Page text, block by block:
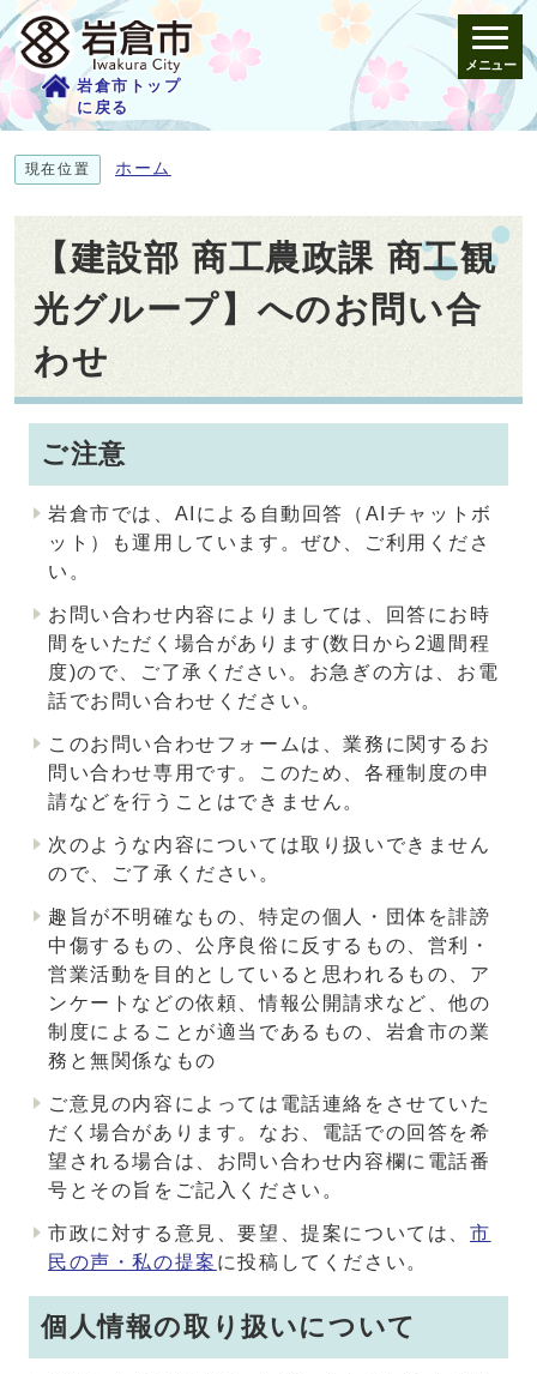
岩倉市トップ
に戻る
メニュー
現在位置 ホーム
【建設部 商工農政課 商工観
光グループ】へのお問い合
わせ
ご注意
岩倉市では、AIによる自動回答（AIチャットボ
ット）も運用しています。ぜひ、ご利用くださ
い。
お問い合わせ内容によりましては、回答にお時
間をいただく場合があります(数日から2週間程
度)ので、ご了承ください。お急ぎの方は、お電
話でお問い合わせください。
このお問い合わせフォームは、業務に関するお
問い合わせ専用です。このため、各種制度の申
請などを行うことはできません。
次のような内容については取り扱いできません
ので、ご了承ください。
趣旨が不明確なもの、特定の個人・団体を誹謗
中傷するもの、公序良俗に反するもの、営利・
営業活動を目的としていると思われるもの、ア
ンケートなどの依頼、情報公開請求など、他の
制度によることが適当であるもの、岩倉市の業
務と無関係なもの
ご意見の内容によっては電話連絡をさせていた
だく場合があります。なお、電話での回答を希
望される場合は、お問い合わせ内容欄に電話番
号とその旨をご記入ください。
市政に対する意見、要望、提案については、 市
民の声・私の提案 に投稿してください。
個人情報の取り扱いについて